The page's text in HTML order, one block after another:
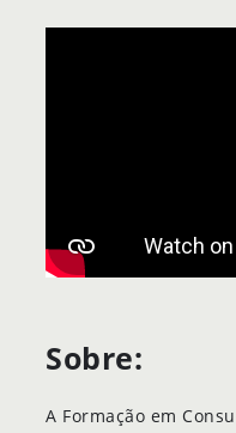
Sobre:
A Formação em